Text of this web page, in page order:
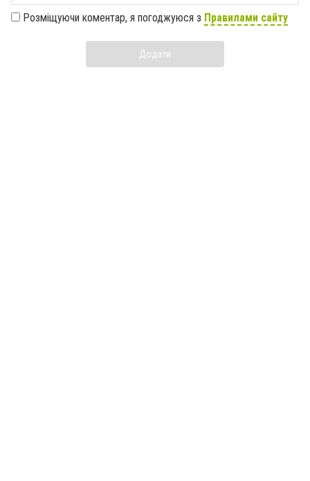
Розміщуючи коментар, я погоджуюся з Правилами сайту
Додати